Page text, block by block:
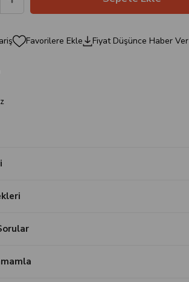
Favorilere Ekle Fiyat Düşünce Haber Ver